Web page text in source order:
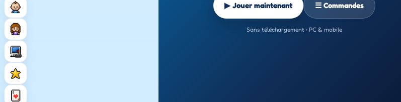
▶ Jouer maintenant ☰ Commandes
Sans téléchargement • PC & mobile